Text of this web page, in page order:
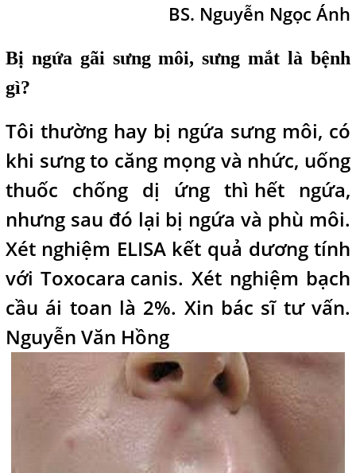
BS. Nguyễn Ngọc Ánh
Bị ngứa gãi sưng môi, sưng mắt là bệnh
gì?
Tôi thường hay bị ngứa sưng môi, có
khi sưng to căng mọng và nhức, uống
thuốc chống dị ứng thì hết ngứa,
nhưng sau đó lại bị ngứa và phù môi.
Xét nghiệm ELISA kết quả dương tính
với Toxocara canis. Xét nghiệm bạch
cầu ái toan là 2%. Xin bác sĩ tư vấn.
Nguyễn Văn Hồng